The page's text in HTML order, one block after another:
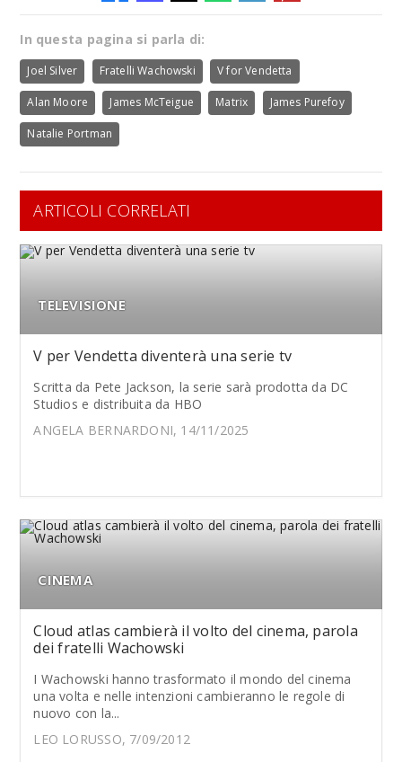
In questa pagina si parla di:
Joel Silver Fratelli Wachowski V for Vendetta
Alan Moore James McTeigue Matrix James Purefoy
Natalie Portman
ARTICOLI CORRELATI
TELEVISIONE
V per Vendetta diventerà una serie tv
Scritta da Pete Jackson, la serie sarà prodotta da DC
Studios e distribuita da HBO
ANGELA BERNARDONI, 14/11/2025
CINEMA
Cloud atlas cambierà il volto del cinema, parola
dei fratelli Wachowski
I Wachowski hanno trasformato il mondo del cinema
una volta e nelle intenzioni cambieranno le regole di
nuovo con la...
LEO LORUSSO, 7/09/2012